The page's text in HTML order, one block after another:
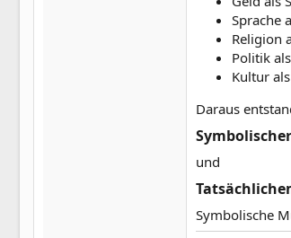
Sprache
Religion
Politik
Kultur
Daraus
und
Symbolische